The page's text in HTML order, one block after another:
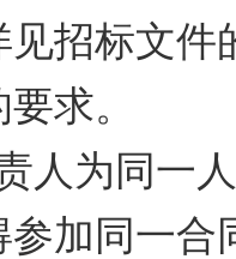
招标文件
求。
人为同一
参加同一